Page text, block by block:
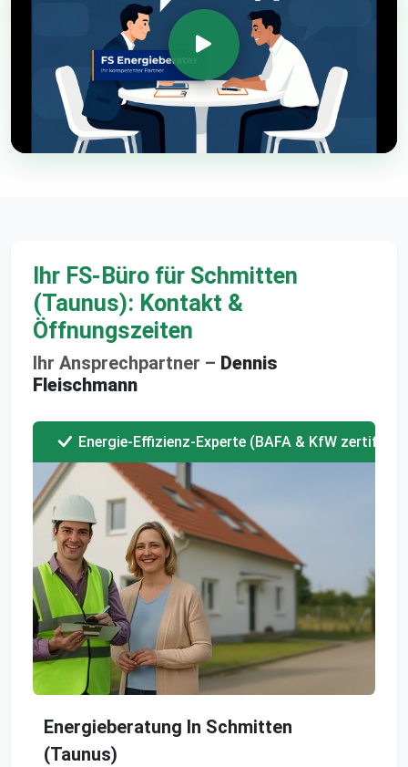
Ihr FS-Büro für Schmitten
(Taunus): Kontakt &
Öffnungszeiten
Ihr Ansprechpartner – Dennis
Fleischmann
Energie-Effizienz-Experte (BAFA & KfW
Energieberatung In Schmitten
(Taunus)